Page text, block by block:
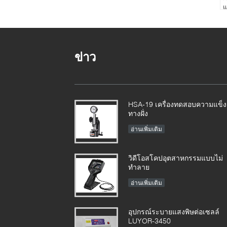
ข่าว
HSA-19 เครื่องทดสอบความแข็ง
ทางฝั่ง
อ่านเพิ่มเติม
วิดีโอสโคปอุตสาหกรรมแบบไม่
ทำลาย
อ่านเพิ่มเติม
อุปกรณ์ระบายแสงพิษต่อเซลล์
LUYOR-3450